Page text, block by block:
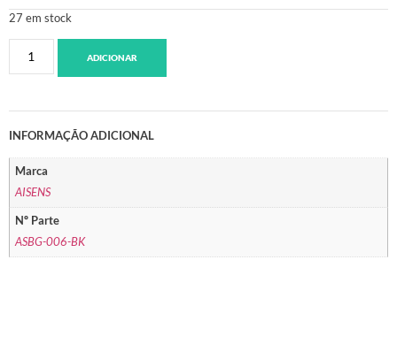
27 em stock
ADICIONAR
INFORMAÇÃO ADICIONAL
Marca
AISENS
Nº Parte
ASBG-006-BK